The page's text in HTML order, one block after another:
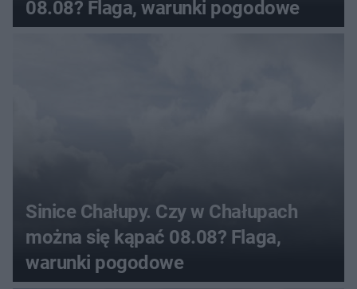
08.08? Flaga, warunki pogodowe
Sinice Chałupy. Czy w Chałupach
można się kąpać 08.08? Flaga,
warunki pogodowe